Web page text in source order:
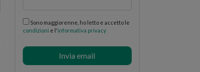
Sono maggiorenne, ho letto e accetto le
condizioni e l'informativa privacy